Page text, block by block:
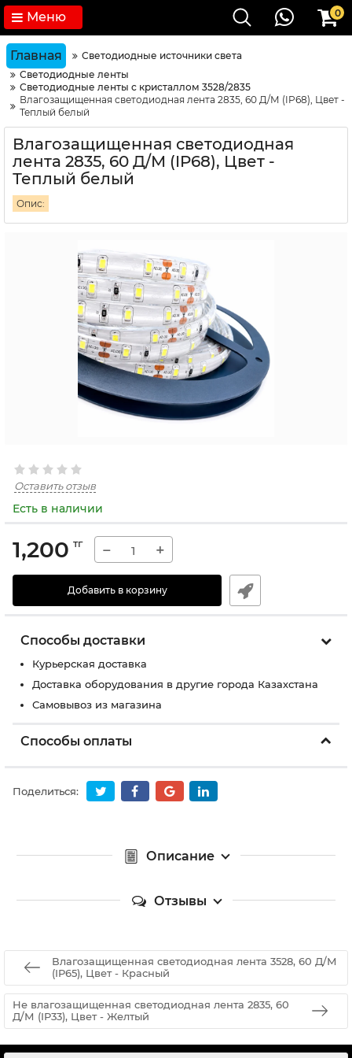
Меню 0
Главная
Светодиодные источники света
Светодиодные ленты
Светодиодные ленты с кристаллом 3528/2835
Влагозащищенная светодиодная лента 2835, 60 Д/М (IP68), Цвет -
Теплый белый
Влагозащищенная светодиодная
лента 2835, 60 Д/М (IP68), Цвет -
Теплый белый
Опис:
Оставить отзыв
Есть в наличии
1,200 тг − +
Добавить в корзину
Способы доставки
Курьерская доставка
Доставка оборудования в другие города Казахстана
Самовывоз из магазина
Способы оплаты
Поделиться:
Описание
Отзывы
Влагозащищенная светодиодная лента 3528, 60 Д/М
(IP65), Цвет - Красный
Не влагозащищенная светодиодная лента 2835, 60
Д/М (IP33), Цвет - Желтый